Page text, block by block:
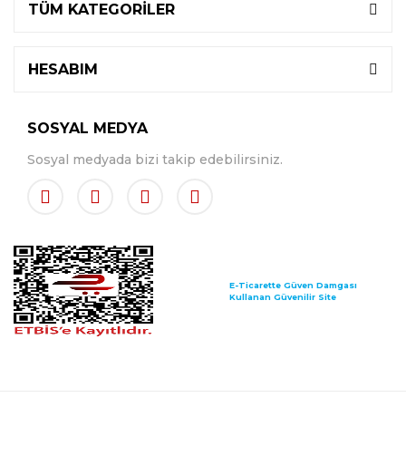
TÜM KATEGORİLER
HESABIM
SOSYAL MEDYA
Sosyal medyada bizi takip edebilirsiniz.
E-Ticarette Güven Damgası
Kullanan Güvenilir Site